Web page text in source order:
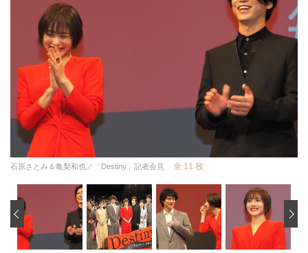
石原さとみ＆亀梨和也／「Destiny」記者会見 全 11 枚